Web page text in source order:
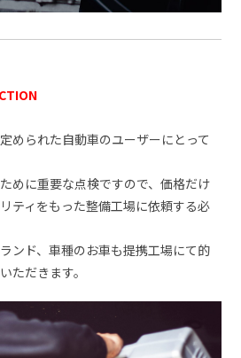
められた自動車のユーザーにとって
めに重要な点検ですので、価格だけ
ティをもった整備工場に依頼する必
ンド、車種のお車も提携工場にて的
ただきます。